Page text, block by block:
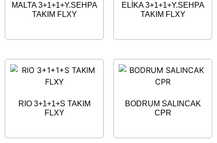
MALTA 3+1+1+Y.SEHPA
TAKIM FLXY
ELİKA 3+1+1+Y.SEHPA
TAKIM FLXY
RIO 3+1+1+S TAKIM
FLXY
BODRUM SALINCAK
CPR